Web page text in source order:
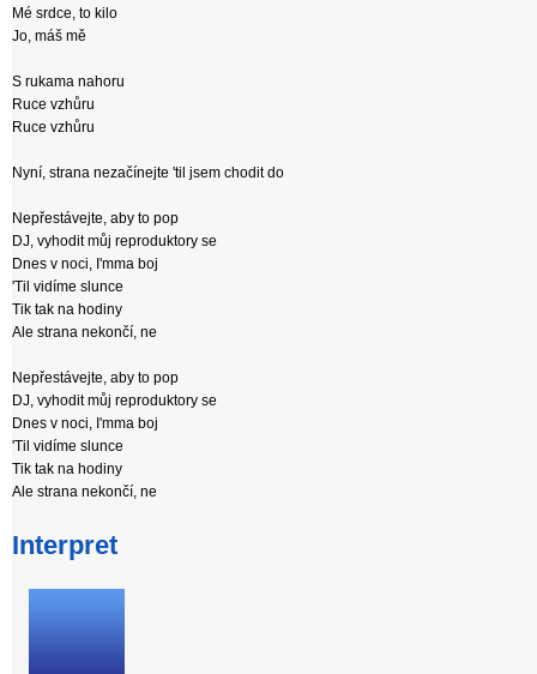
Mé srdce, to kilo
Jo, máš mě
S rukama nahoru
Ruce vzhůru
Ruce vzhůru
Nyní, strana nezačínejte 'til jsem chodit do
Nepřestávejte, aby to pop
DJ, vyhodit můj reproduktory se
Dnes v noci, I'mma boj
'Til vidíme slunce
Tik tak na hodiny
Ale strana nekončí, ne
Nepřestávejte, aby to pop
DJ, vyhodit můj reproduktory se
Dnes v noci, I'mma boj
'Til vidíme slunce
Tik tak na hodiny
Ale strana nekončí, ne
Interpret